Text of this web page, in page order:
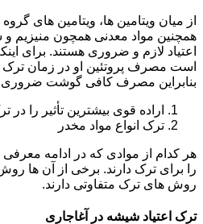
همچنین مواد معدنی همچون منیزیم
اعتیاد لازم و ضروری هستند. برای
است مصرف پروتئین او در زمان ترک
بنابراین مصرف کافی گوشت
اراده قوی بیشترین تأثیر را در
ترک انواع مواد مخدر
هر کدام از موادی که در ادامه
را برای ترک دارند. برخی از آن ها
روش های ترک متفاوتی دارند.
ترک اعتیاد شیشه در آغاجاری